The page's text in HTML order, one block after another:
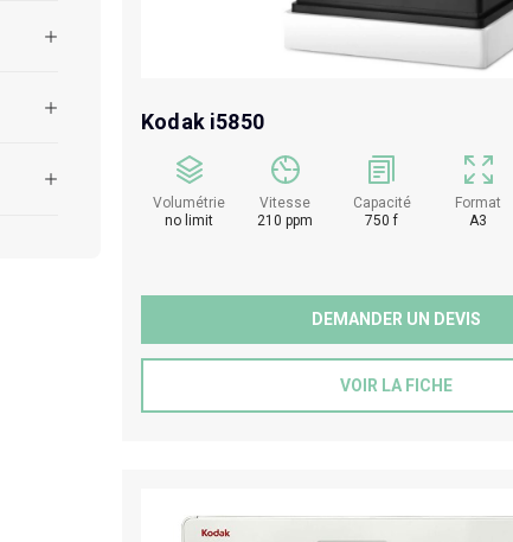
Kodak i5850
Volumétrie
no limit
Vitesse
210 ppm
Capacité
750 f
Format
A3
DEMANDER UN DEVIS
VOIR LA FICHE